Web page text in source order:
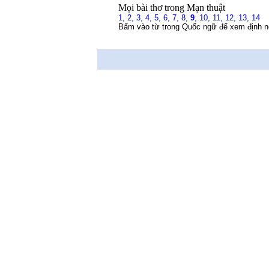
Mọi bài thơ trong Mạn thuật
1, 2, 3, 4, 5, 6, 7, 8, 9, 10, 11, 12, 13, 14
Bấm vào từ trong Quốc ngữ để xem định